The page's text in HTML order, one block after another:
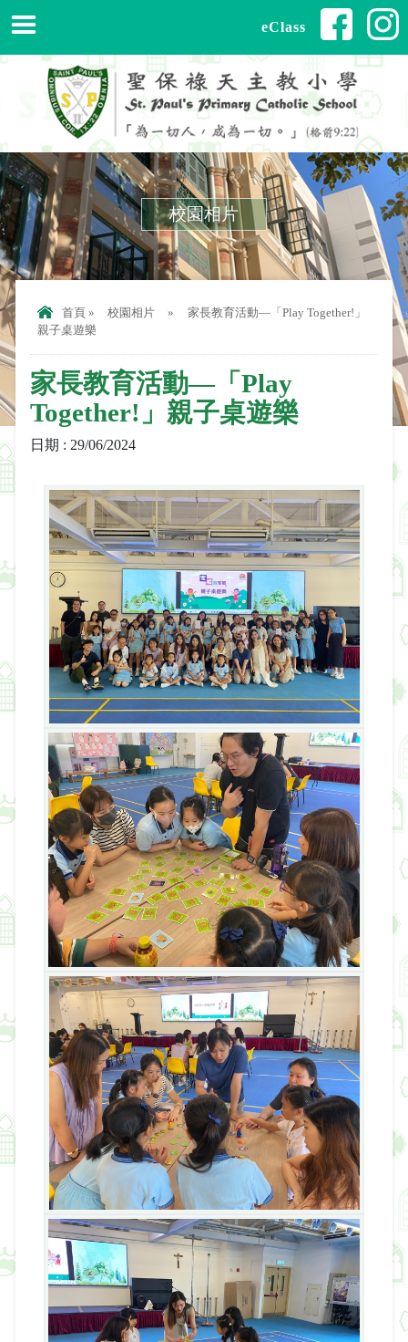
eClass
校園相片
首頁 » 校園相片 »
家長教育活動—「Play Together!」
親子桌遊樂
家長教育活動—「Play
Together!」親子桌遊樂
日期 : 29/06/2024